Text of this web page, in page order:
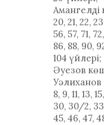
Амангелді
20, 21, 22,
56, 57, 71,
86, 88, 90,
104 үйлері;
Әуезов
Уәлиханов
8, 9, 11, 13,
30, 30/2,
45, 46, 47,